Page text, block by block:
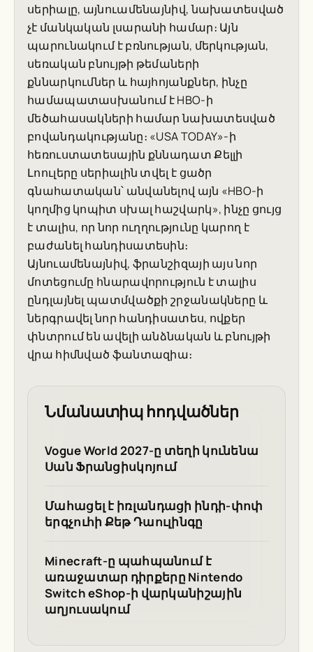
սերիալը, այնուամենայնիվ, նախատեսված
չէ մանկական լսարանի համար։ Այն
պարունակում է բռնության, մերկության,
սեռական բնույթի թեմաների
քննարկումներ և հայհոյանքներ, ինչը
համապատասխանում է HBO-ի
մեծահասակների համար նախատեսված
բովանդակությանը։ «USA TODAY»-ի
հեռուստատեսային քննադատ Քելլի
Լոուլերը սերիալին տվել է ցածր
գնահատական՝ անվանելով այն «HBO-ի
կողմից կոպիտ սխալ հաշվարկ», ինչը ցույց
է տալիս, որ նոր ուղղությունը կարող է
բաժանել հանդիսատեսին։
Այնուամենայնիվ, ֆրանշիզայի այս նոր
մոտեցումը հնարավորություն է տալիս
ընդլայնել պատմվածքի շրջանակները և
ներգրավել նոր հանդիսատես, ովքեր
փնտրում են ավելի անձնական և բնույթի
վրա հիմնված ֆանտազիա։
Նմանատիպ հոդվածներ
Vogue World 2027-ը տեղի կունենա
Սան Ֆրանցիսկոյում
Մահացել է իռլանդացի ինդի-փոփ
երգչուհի Քեթ Դաուլինգը
Minecraft-ը պահպանում է
առաջատար դիրքերը Nintendo
Switch eShop-ի վարկանիշային
աղյուսակում